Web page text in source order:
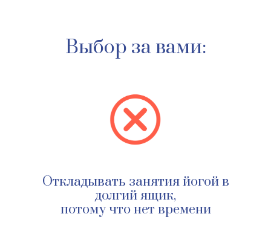
Выбор за вами: